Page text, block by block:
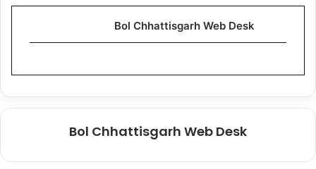
Bol Chhattisgarh Web Desk
Bol Chhattisgarh Web Desk